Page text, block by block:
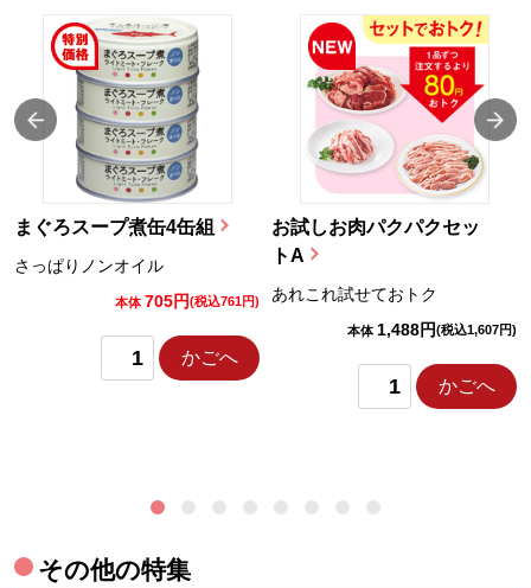
まぐろスープ煮缶4缶組
さっぱりノンオイル
本体 705円(税込761円)
かごへ
お試しお肉パクパクセッ
トA
あれこれ試せておトク
本体 1,488円(税込1,607円)
かごへ
その他の特集